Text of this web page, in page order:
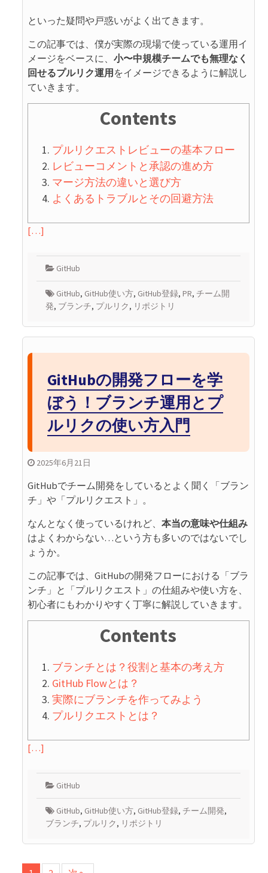
といった疑問や戸惑いがよく出てきます。
この記事では、僕が実際の現場で使っている運用イ
メージをベースに、 小〜中規模チームでも無理なく
回せるプルリク運用 をイメージできるように解説し
ていきます。
Contents
プルリクエストレビューの基本フロー
レビューコメントと承認の進め方
マージ方法の違いと選び方
よくあるトラブルとその回避方法
[…]
GitHub
GitHub, GitHub使い方, GitHub登録, PR, チーム開
発, ブランチ, プルリク, リポジトリ
GitHubの開発フローを学
ぼう！ブランチ運用とプ
ルリクの使い方入門
2025年6月21日
GitHubでチーム開発をしているとよく聞く「ブラン
チ」や「プルリクエスト」。
なんとなく使っているけれど、 本当の意味や仕組み
はよくわからない…という方も多いのではないでし
ょうか。
この記事では、GitHubの開発フローにおける「ブラ
ンチ」と「プルリクエスト」の仕組みや使い方を、
初心者にもわかりやすく丁寧に解説していきます。
Contents
ブランチとは？役割と基本の考え方
GitHub Flowとは？
実際にブランチを作ってみよう
プルリクエストとは？
[…]
GitHub
GitHub, GitHub使い方, GitHub登録, チーム開発,
ブランチ, プルリク, リポジトリ
投